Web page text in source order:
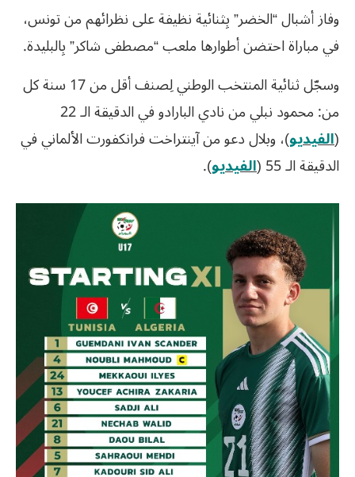
وفاز أشبال “الخضر” بِثنائية نظيفة على نظرائهم من تونس،
في مباراة احتضن أطوارها ملعب “مصطفى شاكر” بِالبليدة.
وسجّل ثنائية المنتخب الوطني لِصنف أقل من 17 سنة كل
من: محمود نبلي من نادي البارادو في الدقيقة الـ 22
(الفيديو)، وبلال دعو من آينتراخت فرانكفورت الألماني في
الدقيقة الـ 55 (
الفيديو).